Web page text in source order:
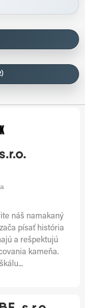
náš namakaný
písať história
a rešpektujú
kameňa.